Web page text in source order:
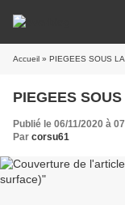
Accueil » PIEGEES SOUS
PIEGEES
Publié le 06/11/2020 à
Par corsu61